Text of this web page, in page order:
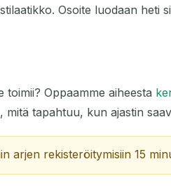
Osoite luodaan heti
Oppaamme aiheesta
mitä tapahtuu, kun ajastin
arjen rekisteröitymisiin 15